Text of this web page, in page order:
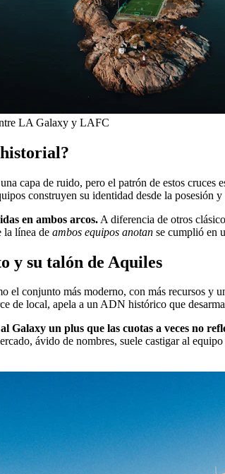
LA Galaxy y LAFC
capa de ruido, pero el patrón de estos
construyen su identidad desde la posesión
en ambos arcos. A diferencia de otros
la línea de ambos equipos anotan se cumplió en
y su talón de Aquiles
conjunto más moderno, con más recursos y
de local, apela a un ADN histórico que
Galaxy un plus que las cuotas a veces no
ávido de nombres, suele castigar al